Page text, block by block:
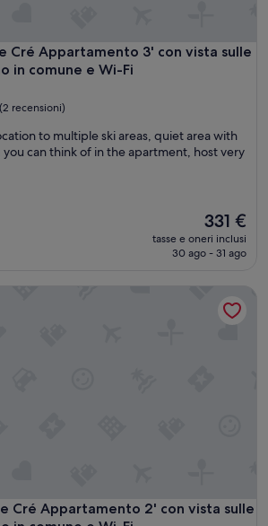
Cré Appartamento 3' con vista sulle
in comune e Wi-Fi
Appartamento 3' con vista sulle
(2 recensioni)
to multiple ski areas, quiet area with
can think of in the apartment, host very
Il
prezzo
attuale
331 €
tasse e oneri inclusi
30 ago - 31 ago
Cré Appartamento 2' con vista sulle
Appartamento 2' con vista sulle
Appartamento 2' con vista sulle